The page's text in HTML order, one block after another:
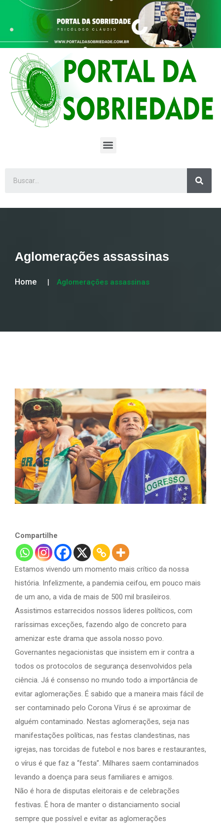
Aglomerações assassinas
Home Aglomerações assassinas
Compartilhe
Estamos vivendo um momento mais crítico da nossa
história. Infelizmente, a pandemia ceifou, em pouco mais
de um ano, a vida de mais de 500 mil brasileiros.
Assistimos estarrecidos nossos lideres políticos, com
raríssimas exceções, fazendo algo de concreto para
amenizar este drama que assola nosso povo.
Governantes negacionistas que insistem em ir contra a
todos os protocolos de segurança desenvolvidos pela
ciência. Já é consenso no mundo todo a importância de
evitar aglomerações. É sabido que a maneira mais fácil de
ser contaminado pelo Corona Vírus é se aproximar de
alguém contaminado. Nestas aglomerações, seja nas
manifestações políticas, nas festas clandestinas, nas
igrejas, nas torcidas de futebol e nos bares e restaurantes,
o vírus é que faz a “festa”. Milhares saem contaminados
levando a doença para seus familiares e amigos.
Não é hora de disputas eleitorais e de celebrações
festivas. É hora de manter o distanciamento social
sempre que possível e evitar as aglomerações